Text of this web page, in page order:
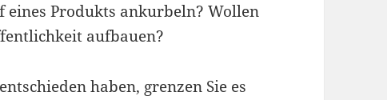
eines Produkts ankurbeln? Wollen
aufbauen?
haben, grenzen Sie es